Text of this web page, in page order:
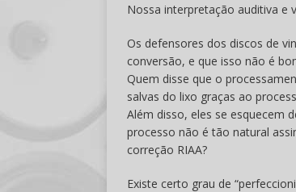
Nossa interpretação auditiva e
Os defensores dos discos de
conversão, e que isso não é
Quem disse que o
salvas do lixo graças ao
Além disso, eles se esquecem
processo não é tão natural
correção RIAA?
Existe certo grau de